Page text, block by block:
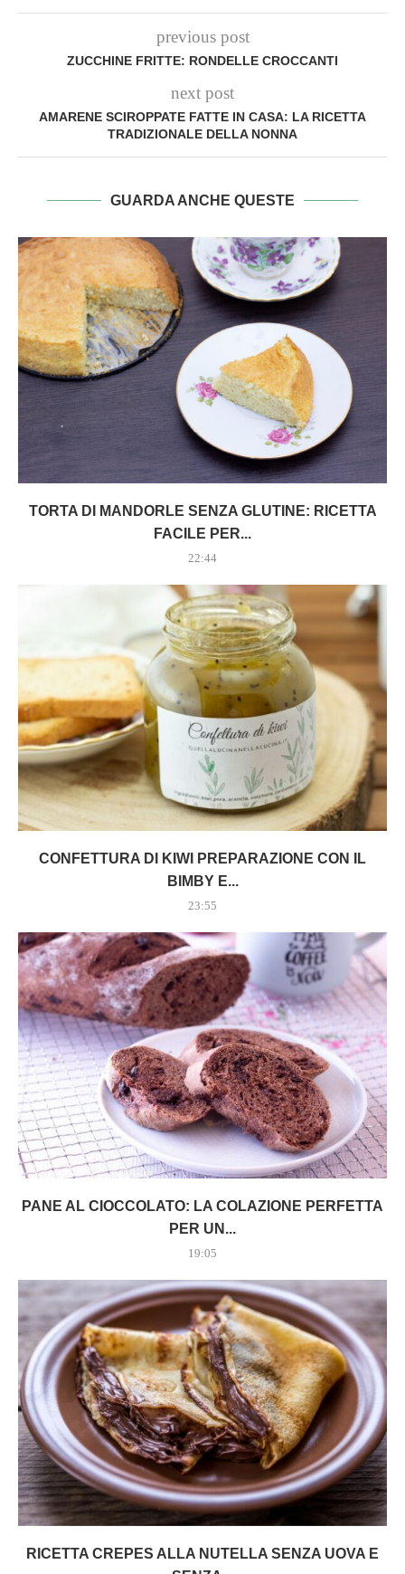
previous post
ZUCCHINE FRITTE: RONDELLE CROCCANTI
next post
AMARENE SCIROPPATE FATTE IN CASA: LA RICETTA
TRADIZIONALE DELLA NONNA
GUARDA ANCHE QUESTE
TORTA DI MANDORLE SENZA GLUTINE: RICETTA
FACILE PER...
22:44
CONFETTURA DI KIWI PREPARAZIONE CON IL
BIMBY E...
23:55
PANE AL CIOCCOLATO: LA COLAZIONE PERFETTA
PER UN...
19:05
RICETTA CREPES ALLA NUTELLA SENZA UOVA E